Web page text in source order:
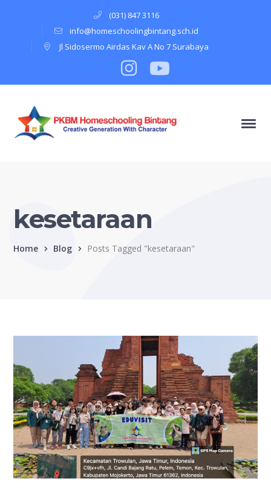
(031) 847 3116
info@homeschoolingbintang.sch.id
Jl Sidosermo Airdas Kav A No 7 Surabaya
Instagram
Profile
Youtube
kesetaraan
Home Blog Posts Tagged "kesetaraan"